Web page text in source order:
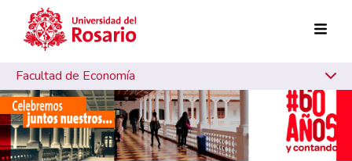
Pasar al contenido principal
Facultad de Economía